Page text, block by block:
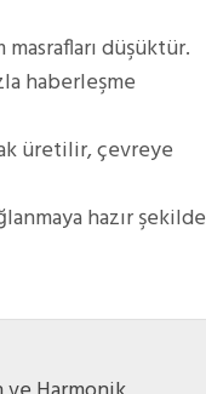
masrafları düşüktür.
haberleşme
üretilir, çevreye
hazır şekilde